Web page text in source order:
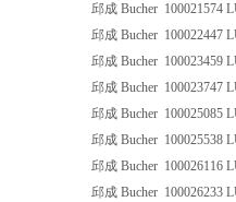
邱成 Bucher 100021574
邱成 Bucher 100022447
邱成 Bucher 100023459
邱成 Bucher 100023747
邱成 Bucher 100025085
邱成 Bucher 100025538
邱成 Bucher 100026116
邱成 Bucher 100026233